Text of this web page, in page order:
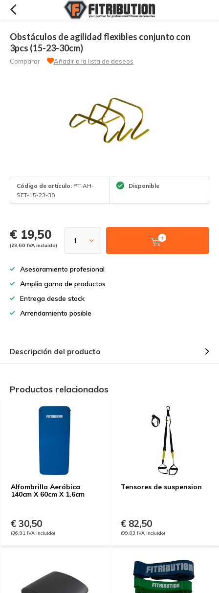
Obstáculos de agilidad flexibles conjunto con
3pcs (15-23-30cm)
Comparar Añadir a la lista de deseos
Código de artículo: PT-AH-
SET-15-23-30
Disponible
€ 19,50
(23,60 IVA incluido)
Asesoramiento profesional
Amplia gama de productos
Entrega desde stock
Arrendamiento posible
Descripción del producto
Productos relacionados
Alfombrilla Aeróbica
140cm X 60cm X 1,6cm
€ 30,50
(36,91 IVA incluido)
Tensores de suspension
€ 82,50
(99,83 IVA incluido)